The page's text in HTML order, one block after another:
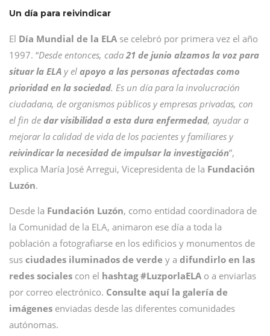
Un día para reivindicar
El Día Mundial de la ELA se celebró por primera vez el año
1997. “Desde entonces, cada21 de junio alzamos la voz para
situar la ELA y el apoyo a las personas afectadas como
prioridad en la sociedad. Es un día para la involucración
ciudadana, de organismos públicos y empresas privadas, con
el fin de dar visibilidad a esta dura enfermedad, ayudar a
mejorar la calidad de vida de los pacientes y familiares y
reivindicar la necesidad de impulsar la investigación”,
explica María José Arregui, Vicepresidenta de la Fundación
Luzón.
Desde la Fundación Luzón, como entidad coordinadora de
la Comunidad de la ELA, animaron ese día a toda la
población a fotografiarse en los edificios y monumentos de
sus ciudades iluminados de verde y a difundirlo en las
redes sociales con el hashtag #LuzporlaELA o a enviarlas
por correo electrónico. Consulte aquí la galería de
imágenes enviadas desde las diferentes comunidades
autónomas.